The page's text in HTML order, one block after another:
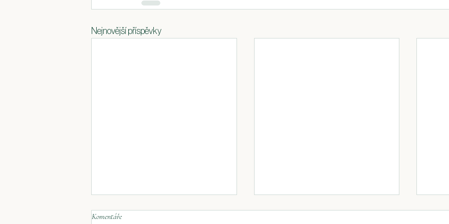
Nejnovější příspěvky
Komentáře